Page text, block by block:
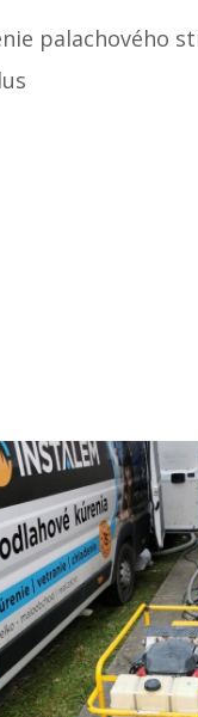
palachového